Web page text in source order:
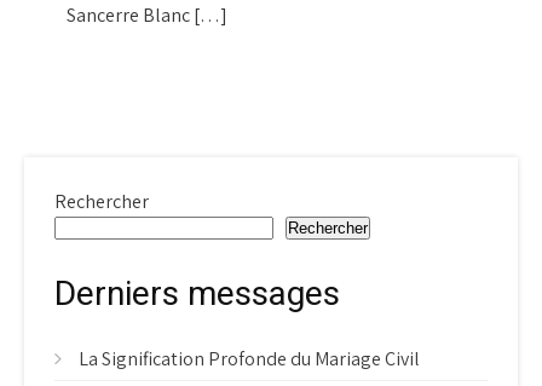
Sancerre Blanc […]
Rechercher
Rechercher
Derniers messages
La Signification Profonde du Mariage Civil